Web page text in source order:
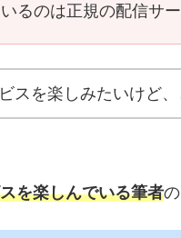
るのは正規の配信サー
スを楽しみたいけど
を楽しんでいる筆者